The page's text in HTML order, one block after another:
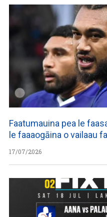
Faatumauina pea le
le faaaogāina o vailaau
17/07/2026